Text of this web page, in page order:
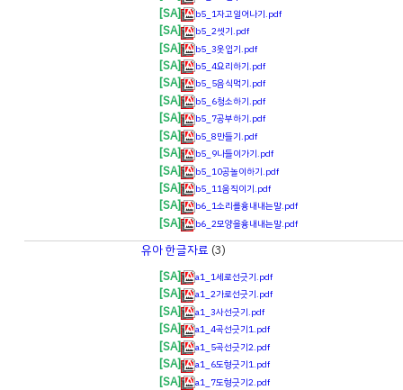
[SA] b5_1자고일어나기.pdf
[SA] b5_2씻기.pdf
[SA] b5_3옷입기.pdf
[SA] b5_4요리하기.pdf
[SA] b5_5음식먹기.pdf
[SA] b5_6청소하기.pdf
[SA] b5_7공부하기.pdf
[SA] b5_8만들기.pdf
[SA] b5_9나들이가기.pdf
[SA] b5_10공놀이하기.pdf
[SA] b5_11움직이기.pdf
[SA] b6_1소리를흉내내는말.pdf
[SA] b6_2모양을흉내내는말.pdf
유아 한글자료 (3)
[SA]
a1_1세로선긋기.pdf
[SA] a1_2가로선긋기.pdf
[SA] a1_3사선긋기.pdf
[SA] a1_4곡선긋기1.pdf
[SA] a1_5곡선긋기2.pdf
[SA] a1_6도형긋기1.pdf
[SA] a1_7도형긋기2.pdf